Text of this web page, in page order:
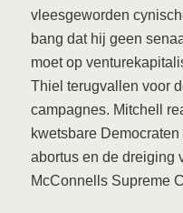
vleesgeworden
bang dat hij geen
moet op
Thiel terugvallen voor
campagnes. Mitchell
kwetsbare
abortus en de dreiging
McConnells Supreme